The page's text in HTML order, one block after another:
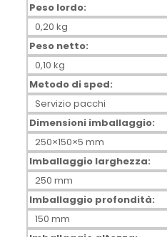
Peso lordo:
0,20 kg
Peso netto:
0,10 kg
Metodo di sped:
Servizio pacchi
Dimensioni imballaggio:
250×150×5 mm
Imballaggio larghezza:
250 mm
Imballaggio profondità:
150 mm